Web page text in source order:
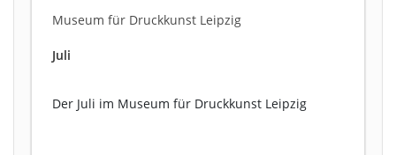
Museum für Druckkunst Leipzig
Juli
Der Juli im Museum für Druckkunst Leipzig